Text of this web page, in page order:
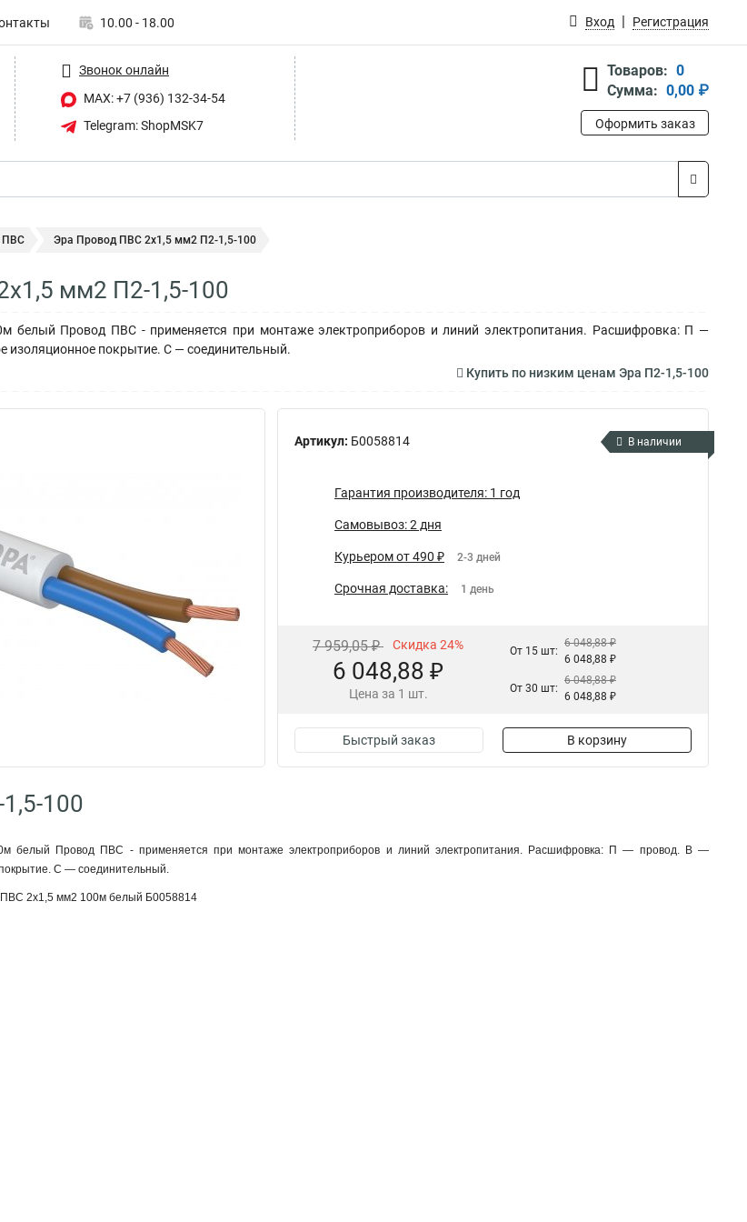
10.00 - 18.00 Вход Регистрация
Звонок онлайн
MAX: +7 (936) 132-34-54
Telegram: ShopMSK7
Товаров: 0
Сумма: 0,00 ₽
Оформить заказ
ПВС Эра Провод ПВС 2х1,5 мм2 П2-1,5-100
мм2 П2-1,5-100
белый Провод ПВС - применяется при монтаже электроприборов и линий электропитания. Расшифровка: П —
изоляционное покрытие. С — соединительный.
Купить по низким ценам Эра П2-1,5-100
Артикул: Б0058814 В наличии
Гарантия производителя: 1 год
Самовывоз: 2 дня
Курьером от 490 ₽ 2-3 дней
Срочная доставка: 1 день
7 959,05 ₽ Скидка 24%
6 048,88 ₽
Цена за 1 шт.
От 15 шт:
6 048,88 ₽
6 048,88 ₽
От 30 шт:
6 048,88 ₽
6 048,88 ₽
Быстрый заказ В корзину
100
белый Провод ПВС - применяется при монтаже электроприборов и линий электропитания. Расшифровка: П — провод. В —
С — соединительный.
ПВС 2x1,5 мм2 100м белый Б0058814